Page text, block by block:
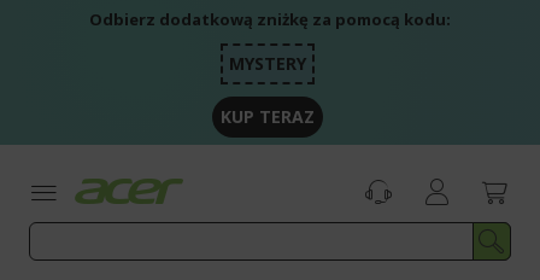
Odbierz dodatkową zniżkę za pomocą kodu:
MYSTERY
KUP TERAZ